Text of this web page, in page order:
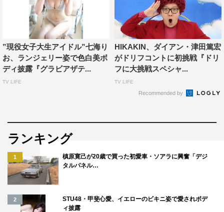
”現役女子大生アイドル”七海り
お、ランジェリー姿で色白美ボ
ディ披露『グラビアザテ...
TV LIFE
HIKAKIN、ダイアン・津田篤宏
がドリフコントに初挑戦『ドリ
フに大挑戦スペシャ...
TV LIFE
Recommended by
ランキング
1
槙原寛己が20歳で買った初愛車・ソアラに興奮「デジ
タルパネル…
2
STU48・甲斐心愛、イエローのビキニ姿で愛されボデ
ィ披露